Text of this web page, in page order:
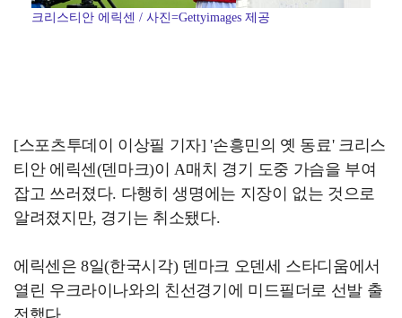
크리스티안 에릭센 / 사진=Gettyimages 제공
[스포츠투데이 이상필 기자] '손흥민의 옛 동료' 크리스
티안 에릭센(덴마크)이 A매치 경기 도중 가슴을 부여
잡고 쓰러졌다. 다행히 생명에는 지장이 없는 것으로
알려졌지만, 경기는 취소됐다.
에릭센은 8일(한국시각) 덴마크 오덴세 스타디움에서
열린 우크라이나와의 친선경기에 미드필더로 선발 출
전했다.